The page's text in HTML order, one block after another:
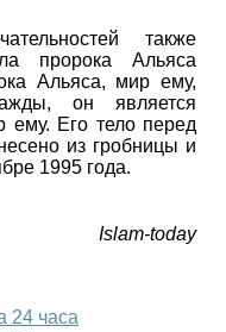
также
пророка Альяса
Альяса, мир ему,
он является
ему. Его тело перед
из гробницы и
1995 года.
Islam-today
24 часа